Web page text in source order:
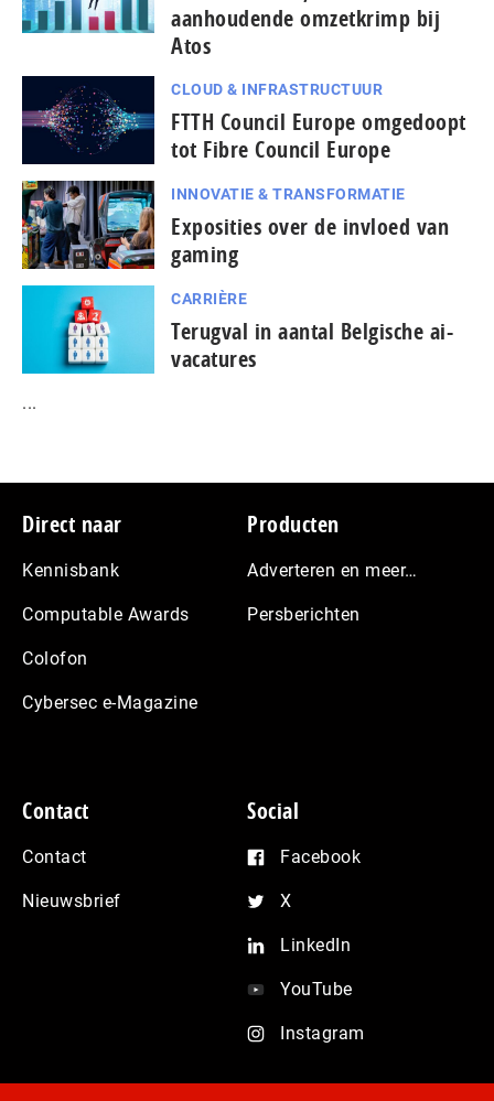
aanhoudende omzetkrimp bij
Atos
CLOUD & INFRASTRUCTUUR
FTTH Council Europe omgedoopt
tot Fibre Council Europe
INNOVATIE & TRANSFORMATIE
Exposities over de invloed van
gaming
CARRIÈRE
Terugval in aantal Belgische ai-
vacatures
...
Footer
Direct naar
Kennisbank
Computable Awards
Colofon
Cybersec e-Magazine
Producten
Adverteren en meer…
Persberichten
Contact
Contact
Nieuwsbrief
Social
Facebook
X
LinkedIn
YouTube
Instagram